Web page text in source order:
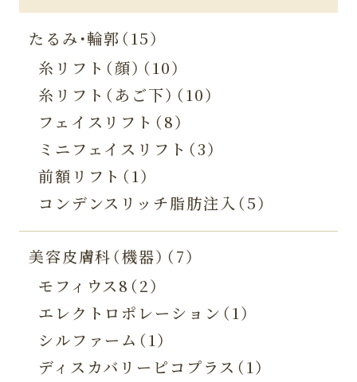
たるみ・輪郭（15）
糸リフト（顔）（10）
糸リフト（あご下）（10）
フェイスリフト（8）
ミニフェイスリフト（3）
前額リフト（1）
コンデンスリッチ脂肪注入（5）
美容皮膚科（機器）（7）
モフィウス8（2）
エレクトロポレーション（1）
シルファーム（1）
ディスカバリーピコプラス（1）